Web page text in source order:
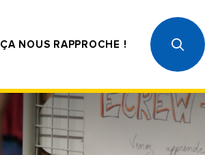
ÇA NOUS RAPPROCHE !